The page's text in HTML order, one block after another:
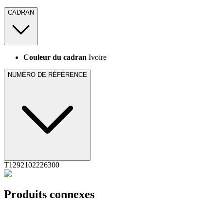
CADRAN
Couleur du cadran Ivoire
NUMÉRO DE RÉFÉRENCE
T1292102226300
Produits connexes